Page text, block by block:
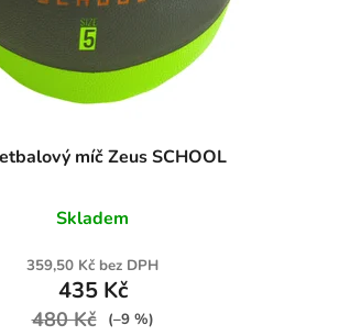
míč Zeus SCHOOL
Skladem
359,50 Kč bez DPH
435 Kč
480 Kč (–9 %)